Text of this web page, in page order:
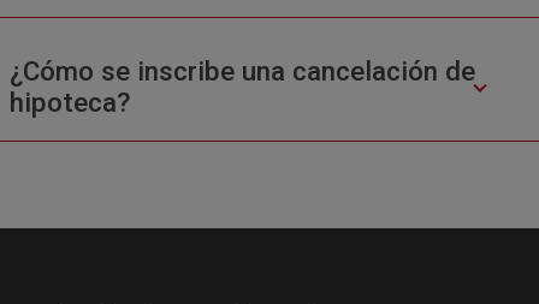
¿Cómo se inscribe una cancelación de
hipoteca?